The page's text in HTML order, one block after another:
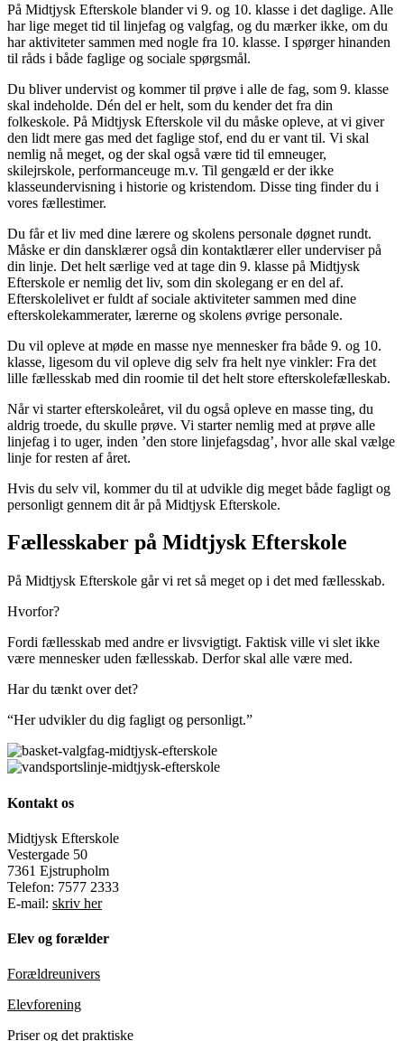
På Midtjysk Efterskole blander vi 9. og 10. klasse i det daglige. Alle
har lige meget tid til linjefag og valgfag, og du mærker ikke, om du
har aktiviteter sammen med nogle fra 10. klasse. I spørger hinanden
til råds i både faglige og sociale spørgsmål.
Du bliver undervist og kommer til prøve i alle de fag, som 9. klasse
skal indeholde. Dén del er helt, som du kender det fra din
folkeskole. På Midtjysk Efterskole vil du måske opleve, at vi giver
den lidt mere gas med det faglige stof, end du er vant til. Vi skal
nemlig nå meget, og der skal også være tid til emneuger,
skilejrskole, performanceuge m.v. Til gengæld er der ikke
klasseundervisning i historie og kristendom. Disse ting finder du i
vores fællestimer.
Du får et liv med dine lærere og skolens personale døgnet rundt.
Måske er din dansklærer også din kontaktlærer eller underviser på
din linje. Det helt særlige ved at tage din 9. klasse på Midtjysk
Efterskole er nemlig det liv, som din skolegang er en del af.
Efterskolelivet er fuldt af sociale aktiviteter sammen med dine
efterskolekammerater, lærerne og skolens øvrige personale.
Du vil opleve at møde en masse nye mennesker fra både 9. og 10.
klasse, ligesom du vil opleve dig selv fra helt nye vinkler: Fra det
lille fællesskab med din roomie til det helt store efterskolefælleskab.
Når vi starter efterskoleåret, vil du også opleve en masse ting, du
aldrig troede, du skulle prøve. Vi starter nemlig med at prøve alle
linjefag i to uger, inden ’den store linjefagsdag’, hvor alle skal vælge
linje for resten af året.
Hvis du selv vil, kommer du til at udvikle dig meget både fagligt og
personligt gennem dit år på Midtjysk Efterskole.
Fællesskaber på Midtjysk Efterskole
På Midtjysk Efterskole går vi ret så meget op i det med fællesskab.
Hvorfor?
Fordi fællesskab med andre er livsvigtigt. Faktisk ville vi slet ikke
være mennesker uden fællesskab. Derfor skal alle være med.
Har du tænkt over det?
“Her udvikler du dig fagligt og personligt.”
Kontakt os
Midtjysk Efterskole
Vestergade 50
7361 Ejstrupholm
Telefon: 7577 2333
E-mail: skriv her
Elev og forælder
Forældreunivers
Elevforening
Priser og det praktiske